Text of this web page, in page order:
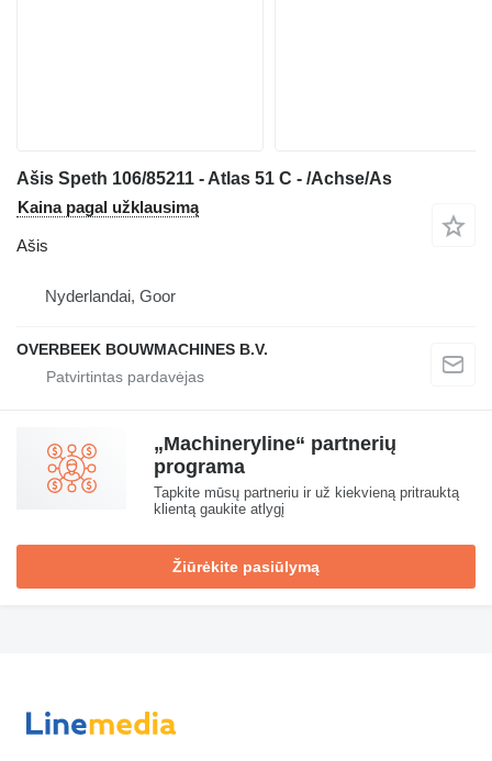
Ašis Speth 106/85211 - Atlas 51 C - /Achse/As
Kaina pagal užklausimą
Ašis
Nyderlandai, Goor
OVERBEEK BOUWMACHINES B.V.
„Machineryline“ partnerių
programa
Tapkite mūsų partneriu ir už kiekvieną pritrauktą
klientą gaukite atlygį
Žiūrėkite pasiūlymą